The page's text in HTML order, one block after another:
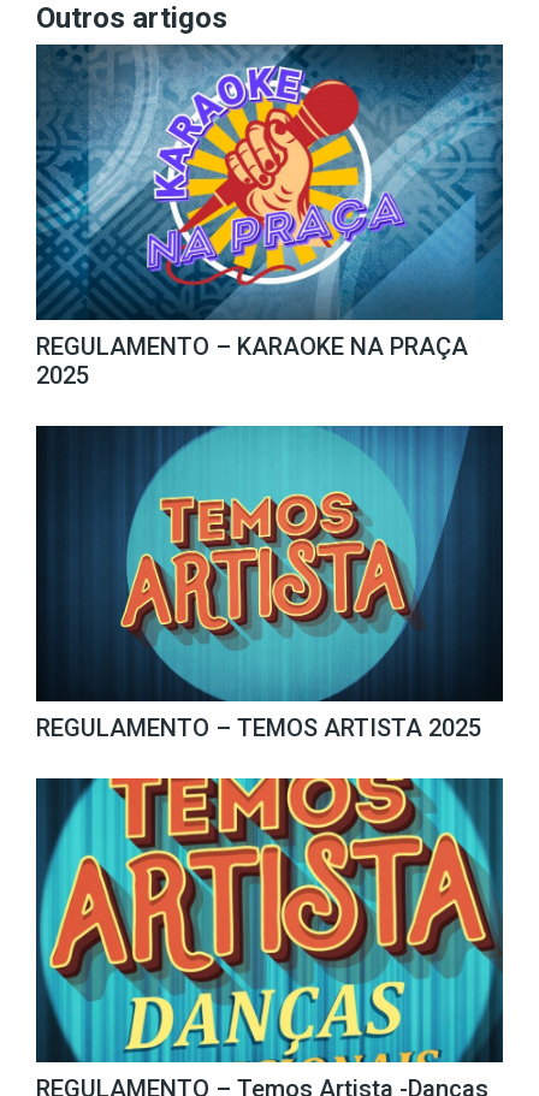
Outros artigos
REGULAMENTO – KARAOKE NA PRAÇA
2025
REGULAMENTO – TEMOS ARTISTA 2025
REGULAMENTO – Temos Artista -Danças